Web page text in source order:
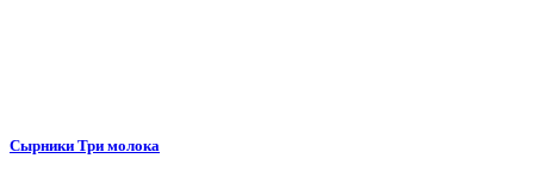
Сырники Три молока